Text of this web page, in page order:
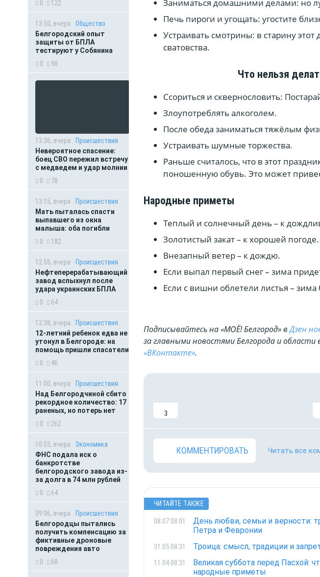
0
122
13:50, вчера
Общество
Белгородский опыт
защиты от БПЛА
тестируют у Собянина
0
98
13:36, вчера
Происшествия
Невероятное спасение:
боец СВО пережил встречу
с медведем и удар молнии
0
78
13:15, вчера
Происшествия
Мать пыталась спасти
выпавшего из окна
малыша: оба погибли
0
182
12:55, вчера
Происшествия
Нефтеперерабатывающий
завод вспыхнул после
удара украинских БПЛА
0
64
12:38, вчера
Происшествия
12-летний ребенок едва не
утонул в Белгороде: на
помощь пришли спасатели
0
46
11:00, вчера
Происшествия
Над Белгородчиной сбито
рекордное количество: 17
раненых, но потерь нет
0
262
10:55, вчера
Экономика
ФНС подала иск о
банкротстве
белгородского завода из-
за долга в 74 млн рублей
0
64
09:06, вчера
Происшествия
Белгородцы пытались
получить компенсацию за
фиктивные дроновые
повреждения авто
0
68
Заниматься домашними делами: но
Печь пироги и угощать: угостите
Устраивать смотрины: в старину
сватовства.
Что нельзя
Ссориться и сквернословить:
Злоупотреблять алкоголем.
После обеда заниматься тяжёлым
Устраивать шумные торжества.
Раньше считалось, что в этот
поношенную обувь. Это может
Народные приметы
Теплый и солнечный день – к
Золотистый закат – к хорошей погоде.
Внезапный ветер – к дождю.
Если выпал первый снег – зима
Если с вишни облетели листья – зима
Подписывайтесь на «МОЁ! Белгород» вДзен
за главными новостями Белгорода и области
«ВКонтакте».
3
КОММЕНТИРОВАТЬ Читать все
ЧИТАЙТЕ ТАКЖЕ
08.07 08:01
День любви, семьи и верности:
Петра и Февронии
31.05 08:31 Троица: смысл, традиции и
11.04 08:31
Великая суббота перед Пасхой:
народные приметы